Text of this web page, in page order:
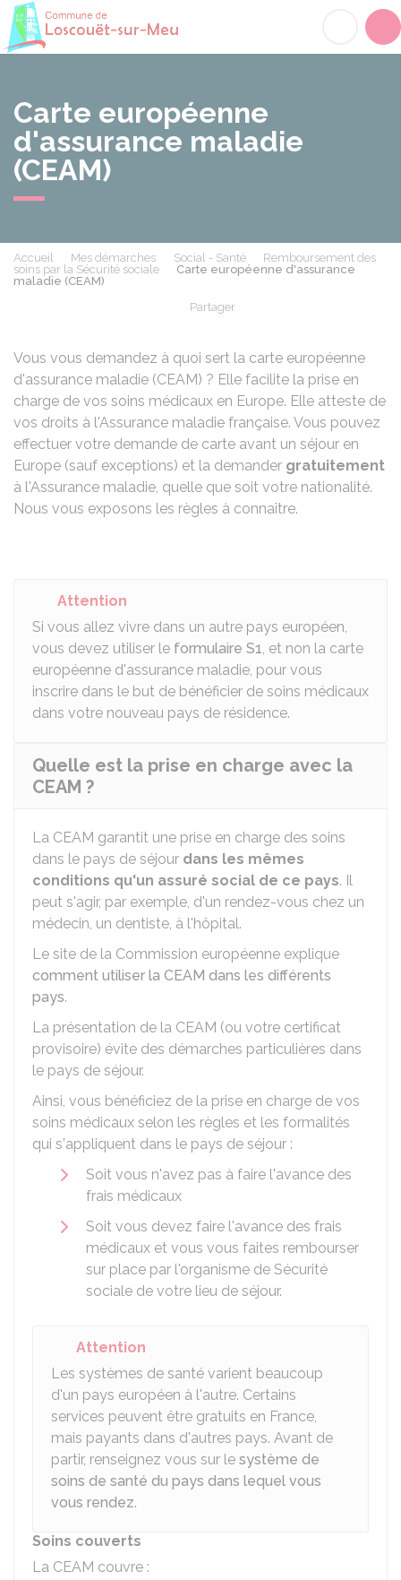
Carte européenne
d'assurance maladie
(CEAM)
Accueil Mes démarches Social - Santé
Remboursement des
soins par la Sécurité sociale
Carte européenne d'assurance
maladie (CEAM)
Partager
Vous vous demandez à quoi sert la carte européenne
d'assurance maladie (CEAM) ? Elle facilite la prise en
charge de vos soins médicaux en Europe. Elle atteste de
vos droits à l'Assurance maladie française. Vous pouvez
effectuer votre demande de carte avant un séjour en
Europe (sauf exceptions) et la demander gratuitement
à l'Assurance maladie, quelle que soit votre nationalité.
Nous vous exposons les règles à connaître.
Attention
Si vous allez vivre dans un autre pays européen,
vous devez utiliser le formulaire S1, et non la carte
européenne d'assurance maladie, pour vous
inscrire dans le but de bénéficier de soins médicaux
dans votre nouveau pays de résidence.
Quelle est la prise en charge avec la
CEAM ?
La CEAM garantit une prise en charge des soins
dans le pays de séjour dans les mêmes
conditions qu'un assuré social de ce pays. Il
peut s'agir, par exemple, d'un rendez-vous chez un
médecin, un dentiste, à l'hôpital.
Le site de la Commission européenne explique
comment utiliser la CEAM dans les différents
pays.
La présentation de la CEAM (ou votre certificat
provisoire) évite des démarches particulières dans
le pays de séjour.
Ainsi, vous bénéficiez de la prise en charge de vos
soins médicaux selon les règles et les formalités
qui s'appliquent dans le pays de séjour :
Soit vous n'avez pas à faire l'avance des
frais médicaux
Soit vous devez faire l'avance des frais
médicaux et vous vous faites rembourser
sur place par l'organisme de Sécurité
sociale de votre lieu de séjour.
Attention
Les systèmes de santé varient beaucoup
d'un pays européen à l'autre. Certains
services peuvent être gratuits en France,
mais payants dans d'autres pays. Avant de
partir, renseignez vous sur le système de
soins de santé du pays dans lequel vous
vous rendez.
Soins couverts
La CEAM couvre :